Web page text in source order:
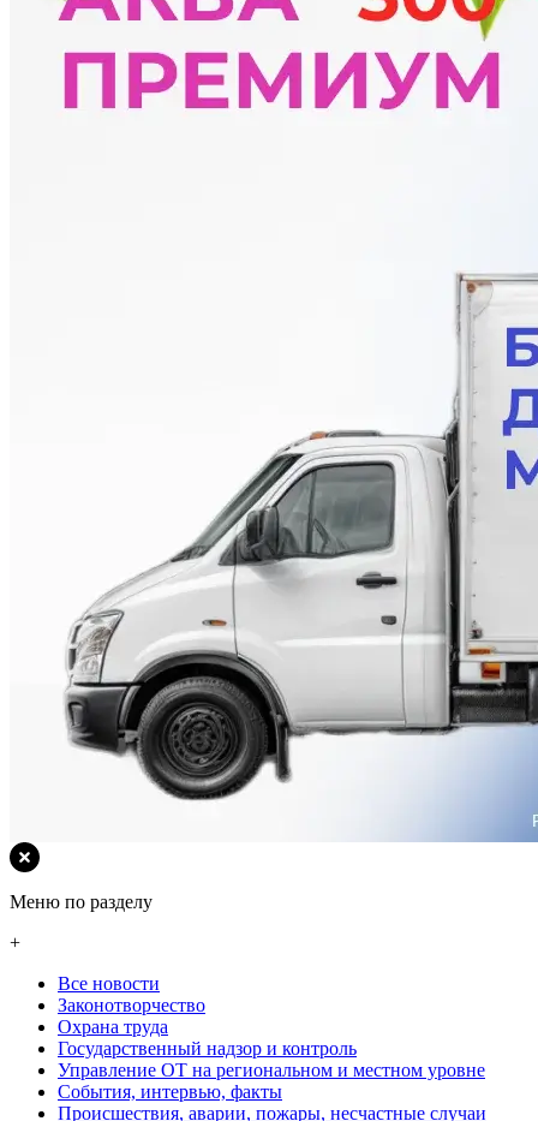
Меню по разделу
+
Все новости
Законотворчество
Охрана труда
Государственный надзор и контроль
Управление ОТ на региональном и местном уровне
События, интервью, факты
Происшествия, аварии, пожары, несчастные случаи